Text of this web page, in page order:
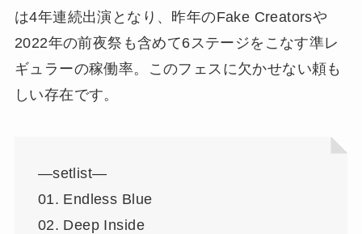
は4年連続出演となり、昨年のFake Creatorsや
2022年の前夜祭も含めて6ステージをこなす準レ
ギュラーの稼働率。このフェスに欠かせない頼も
しい存在です。
—setlist—
01. Endless Blue
02. Deep Inside